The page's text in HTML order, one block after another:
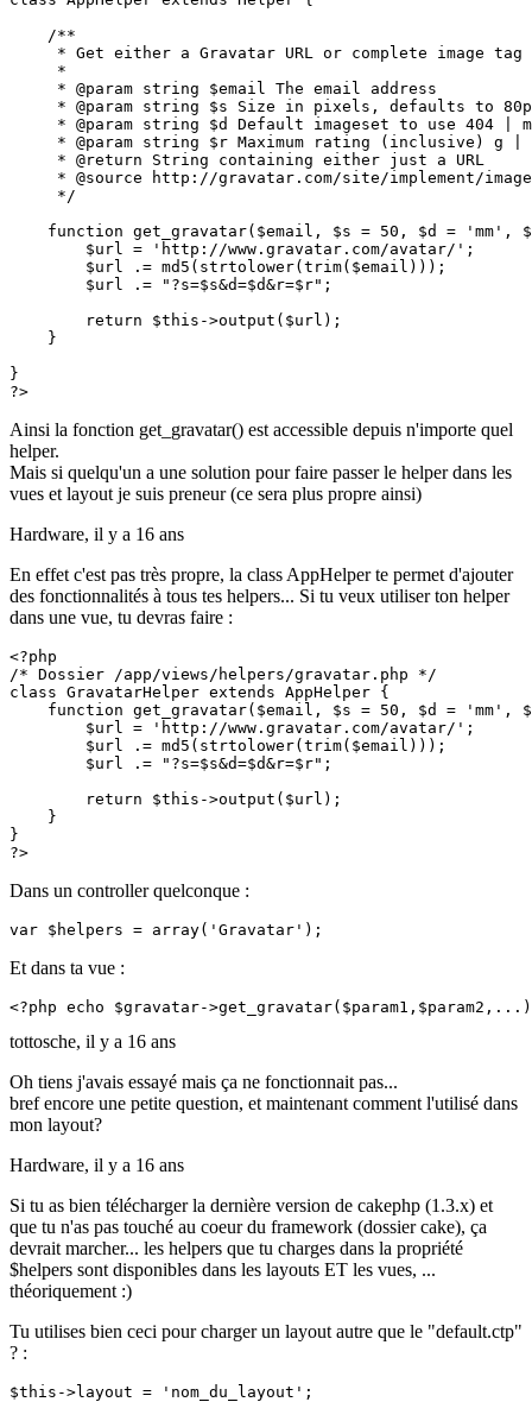
    /**
* Get either a Gravatar URL or complete image
     *
     * @param string $email The email address
* @param string $s Size in pixels, defaults to
* @param string $d Default imageset to use 404 |
* @param string $r Maximum rating (inclusive) g |
     * @return String containing either just a URL
* @source http://gravatar.com/site/implement/
     */
function get_gravatar($email, $s = 50, $d = 'mm',
        $url = 'http://www.gravatar.com/avatar/';
        $url .= md5(strtolower(trim($email)));
        $url .= "?s=$s&d=$d&r=$r";
        return $this->output($url);
    }
}
?>
Ainsi la fonction get_gravatar() est accessible depuis n'importe quel
helper.
Mais si quelqu'un a une solution pour faire passer le helper dans les
vues et layout je suis preneur (ce sera plus propre ainsi)
Hardware, il y a 16 ans
En effet c'est pas très propre, la class AppHelper te permet d'ajouter
des fonctionnalités à tous tes helpers... Si tu veux utiliser ton helper
dans une vue, tu devras faire :
<?php
/* Dossier /app/views/helpers/gravatar.php */
class GravatarHelper extends AppHelper {
function get_gravatar($email, $s = 50, $d = 'mm',
        $url = 'http://www.gravatar.com/avatar/';
        $url .= md5(strtolower(trim($email)));
        $url .= "?s=$s&d=$d&r=$r";
        return $this->output($url);
    }
}
?>
Dans un controller quelconque :
var $helpers = array('Gravatar');
Et dans ta vue :
<?php echo $gravatar-
tottosche, il y a 16 ans
Oh tiens j'avais essayé mais ça ne fonctionnait pas...
bref encore une petite question, et maintenant comment l'utilisé dans
mon layout?
Hardware, il y a 16 ans
Si tu as bien télécharger la dernière version de cakephp (1.3.x) et
que tu n'as pas touché au coeur du framework (dossier cake), ça
devrait marcher... les helpers que tu charges dans la propriété
$helpers sont disponibles dans les layouts ET les vues, ...
théoriquement :)
Tu utilises bien ceci pour charger un layout autre que le "default.ctp"
? :
$this->layout = 'nom_du_layout';